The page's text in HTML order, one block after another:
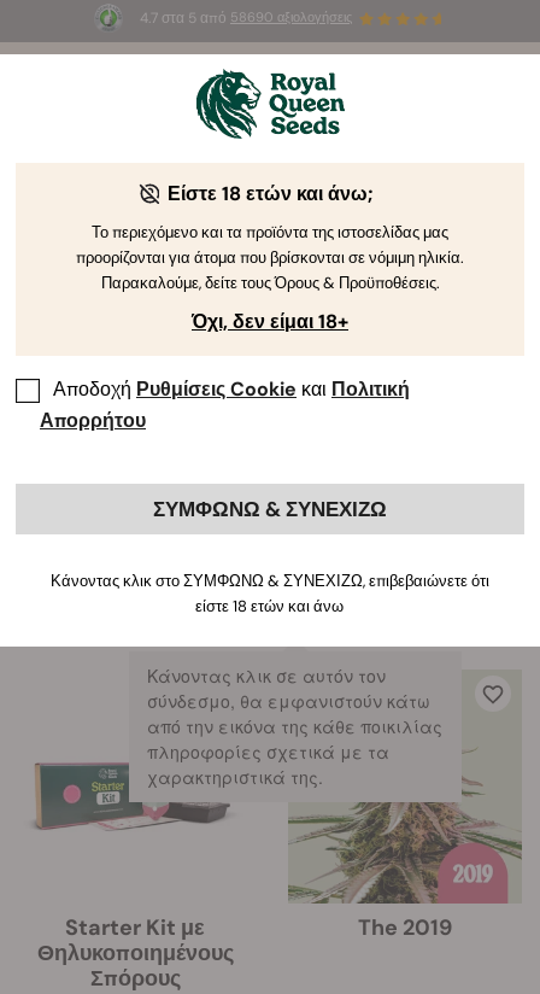
4.7 στα 5 από 58690 αξιολογήσεις
Summer Sales : Έως και -50%
προϊόντα! ⏤
Η εκτενής συλλογή μας από θηλυκοποιημένους
σπόρους κάνναβης περιλαμβάνει εκλεπτυσμένες
ποικιλίες που έχουν δημιουργηθεί για να παράγουν
μόνο θηλυκά φυτά κάνναβης. Είναι εγγυημένο ότι τα
κανναβινοειδή.
Κάνοντας κλικ σε αυτόν τον
σύνδεσμο, θα εμφανιστούν κάτω
από την εικόνα της κάθε ποικιλίας
πληροφορίες σχετικά με τα
χαρακτηριστικά της.
Starter Kit με
Θηλυκοποιημένους
Σπόρους
The 2019
Είστε 18 ετών και άνω;
Το περιεχόμενο και τα προϊόντα της ιστοσελίδας μας
προορίζονται για άτομα που βρίσκονται σε νόμιμη ηλικία.
Παρακαλούμε, δείτε τους Όρους & Προϋποθέσεις.
Όχι, δεν είμαι 18+
Αποδοχή Ρυθμίσεις Cookie και Πολιτική
Απορρήτου
ΣΥΜΦΩΝΩ & ΣΥΝΕΧΙΖΩ
Κάνοντας κλικ στο ΣΥΜΦΩΝΩ & ΣΥΝΕΧΙΖΩ, επιβεβαιώνετε ότι
είστε 18 ετών και άνω